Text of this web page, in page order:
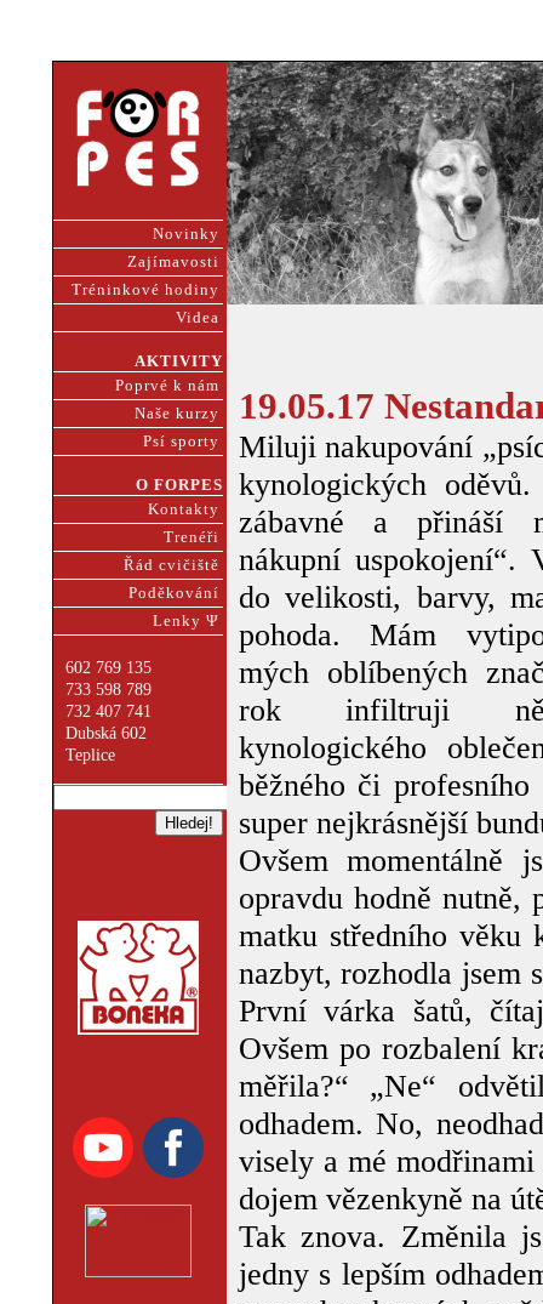
Novinky
Zajímavosti
Tréninkové hodiny
Videa
AKTIVITY
Poprvé k nám
Naše kurzy
Psí sporty
O FORPES
Kontakty
Trenéři
Řád cvičiště
Poděkování
Lenky Ψ
602 769 135
733 598 789
732 407 741
Dubská 602
Teplice
19.05.17
Miluji nakupování
kynologických
zábavné a přináší
nákupní uspokojení“.
do velikosti, barvy,
pohoda. Mám
mých oblíbených
rok infiltruji
kynologického
běžného či
super nejkrásnější
Ovšem momentálně
opravdu hodně nutně,
matku středního věku
nazbyt, rozhodla jsem
První várka šatů,
Ovšem po rozbalení
měřila?“ „Ne“
odhadem. No,
visely a mé
dojem vězenkyně na
Tak znova. Změnila
jedny s lepším